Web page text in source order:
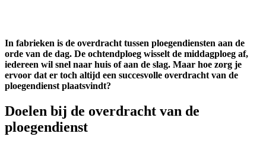
In fabrieken is de overdracht tussen ploegendiensten aan de
orde van de dag. De ochtendploeg wisselt de middagploeg af,
iedereen wil snel naar huis of aan de slag. Maar hoe zorg je
ervoor dat er toch altijd een succesvolle overdracht van de
ploegendienst plaatsvindt?
Doelen bij de overdracht van de
ploegendienst